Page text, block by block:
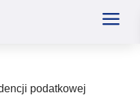
a
podatkowej